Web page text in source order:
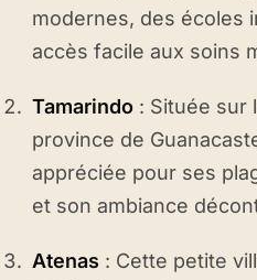
modernes, des écoles
accès facile aux soins
Tamarindo: Située sur
province de
appréciée pour ses
et son ambiance
Atenas : Cette petite